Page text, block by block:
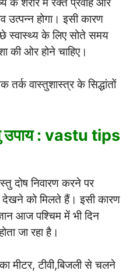
उत्पन्न होगा। इसी कारण
स्वास्थ्य के लिए सोते समय
की ओर होने चाहिए।
वास्तुशास्त्र के सिद्धांतों
उपाय : vastu tips
दोष निवारण करने पर
देखने को मिलते हैं। इसी कारण
आज पश्चिम में भी दिन
जा रहा है।
मीटर, टीवी,बिजली से चलने